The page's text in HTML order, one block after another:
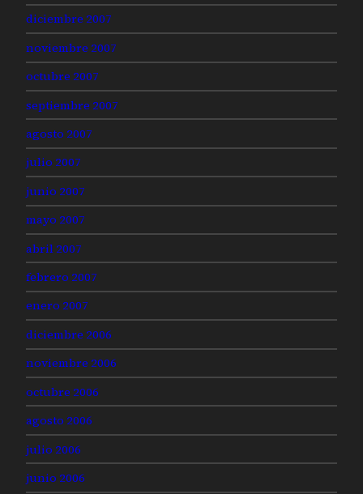
diciembre 2007
noviembre 2007
octubre 2007
septiembre 2007
agosto 2007
julio 2007
junio 2007
mayo 2007
abril 2007
febrero 2007
enero 2007
diciembre 2006
noviembre 2006
octubre 2006
agosto 2006
julio 2006
junio 2006